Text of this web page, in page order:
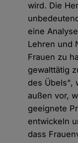
wird. Die
eine
Lehren und
Frauen zu
gewalttätig
des Übels",
außen vor,
geeignete
entwickeln
dass